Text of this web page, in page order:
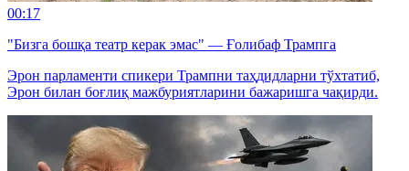
00:17
"Бизга бошқа театр керак эмас" — Ғолибаф Трампга
Эрон парламенти спикери Трампни таҳдидларни тўхтатиб,
Эрон билан боғлиқ мажбуриятларини бажаришга чақирди.